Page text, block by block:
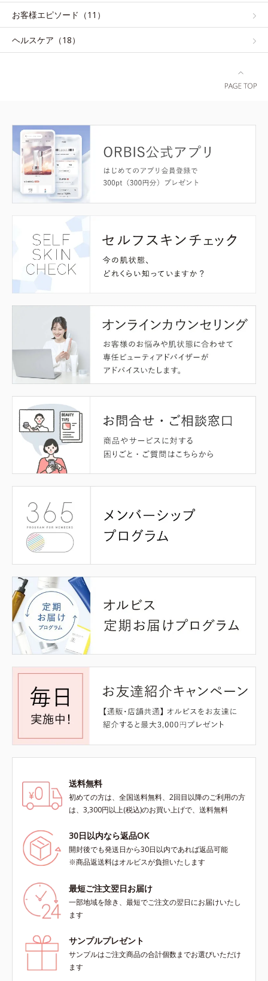
お客様エピソード（11）
ヘルスケア（18）
送料無料
初めての方は、全国送料無料、2回目以降のご利用の方
は、3,300円以上(税込)のお買い上げで、送料無料
30日以内なら返品OK
開封後でも発送日から30日以内であれば返品可能
※商品返送料はオルビスが負担いたします
最短ご注文翌日お届け
一部地域を除き、最短でご注文の翌日にお届けいたし
ます
サンプルプレゼント
サンプルはご注文商品の合計個数までお選びいただけ
ます